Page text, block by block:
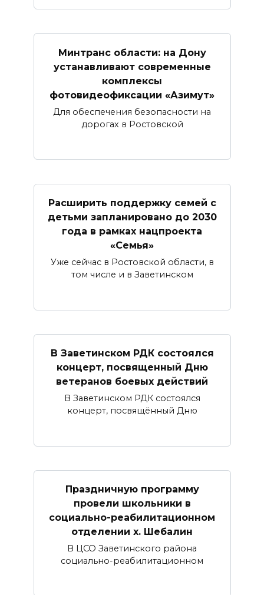
Минтранс области: на Дону
устанавливают современные
комплексы
фотовидеофиксации «Азимут»
Для обеспечения безопасности на
дорогах в Ростовской
Расширить поддержку семей с
детьми запланировано до 2030
года в рамках нацпроекта
«Семья»
Уже сейчас в Ростовской области, в
том числе и в Заветинском
В Заветинском РДК состоялся
концерт, посвященный Дню
ветеранов боевых действий
В Заветинском РДК состоялся
концерт, посвящённый Дню
Праздничную программу
провели школьники в
социально-реабилитационном
отделении х. Шебалин
В ЦСО Заветинского района
социально-реабилитационном